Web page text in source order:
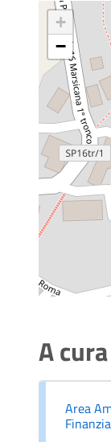
+
−
A
Area